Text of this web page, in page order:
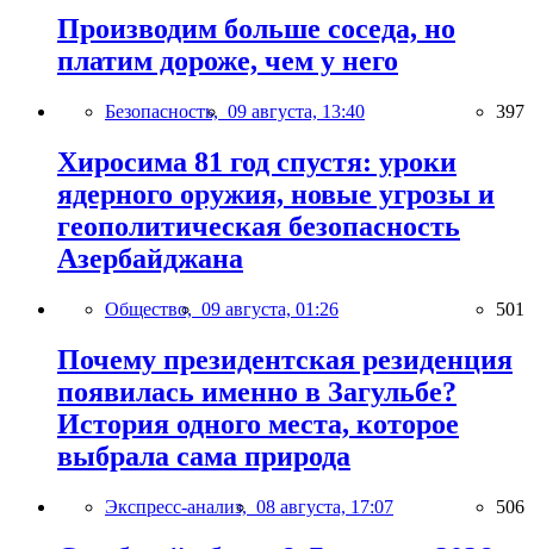
Производим больше соседа, но
платим дороже, чем у него
Безопасность, 09 августа, 13:40 397
Хиросима 81 год спустя: уроки
ядерного оружия, новые угрозы и
геополитическая безопасность
Азербайджана
Общество, 09 августа, 01:26 501
Почему президентская резиденция
появилась именно в Загульбе?
История одного места, которое
выбрала сама природа
Экспресс-анализ, 08 августа, 17:07 506